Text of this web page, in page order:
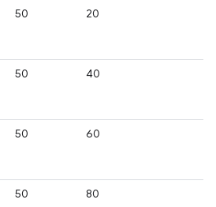
50 20
50 40
50 60
50 80